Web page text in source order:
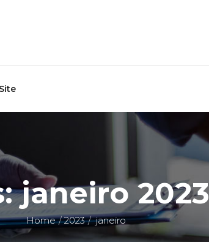
janeiro 2023
Home 2023 janeiro